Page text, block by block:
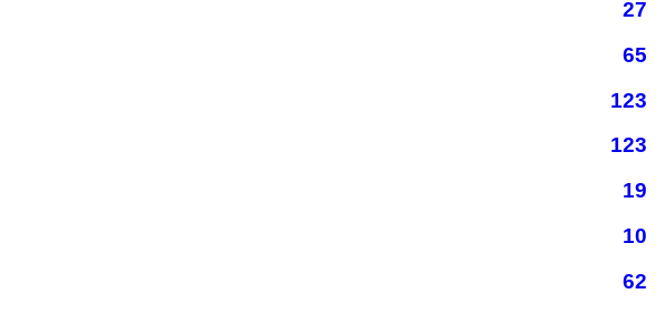
27
65
123
123
19
10
62